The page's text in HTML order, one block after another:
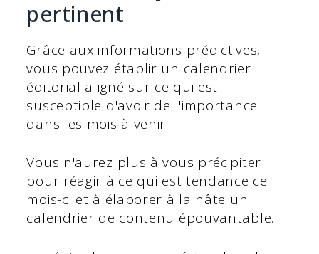
pertinent
Grâce aux informations prédictives,
vous pouvez établir un calendrier
éditorial aligné sur ce qui est
susceptible d'avoir de l'importance
dans les mois à venir.
Vous n'aurez plus à vous précipiter
pour réagir à ce qui est tendance ce
mois-ci et à élaborer à la hâte un
calendrier de contenu épouvantable.